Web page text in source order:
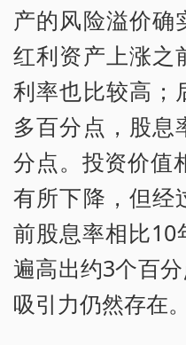
产的风险溢价确
红利资产上涨之
利率也比较高；
多百分点，股息
分点。投资价值
有所下降，但经
前股息率相比10
遍高出约3个百
吸引力仍然存在